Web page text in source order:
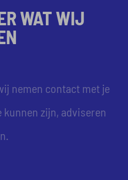
WAT WIJ
nemen contact met je
kunnen zijn, adviseren